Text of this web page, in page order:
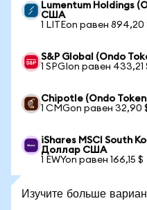
Lumentum Holdings
США
1 LITEon равен 894,20
S&P Global (Ondo
1 SPGIon равен 433,21
Chipotle (Ondo
1 CMGon равен 32,90
iShares MSCI South
Доллар США
1 EWYon равен 166,15 $
Изучите больше